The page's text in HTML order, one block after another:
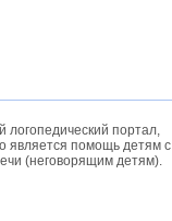
портал,
является помощь детям с
(неговорящим детям).